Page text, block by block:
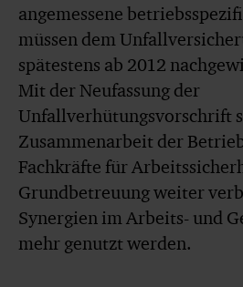
angemessene
müssen dem
spätestens ab 2012
Mit der Neufassung der
Unfallverhütungsvorschrift
Zusammenarbeit der
Fachkräfte für
Grundbetreuung weiter
Synergien im Arbeits- und
mehr genutzt werden.